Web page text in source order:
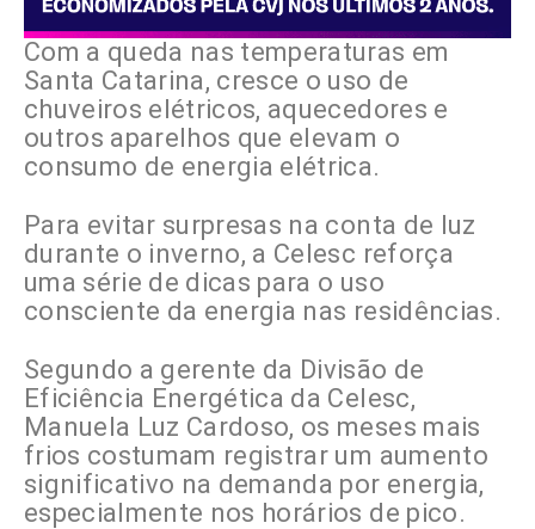
Com a queda nas temperaturas em
Santa Catarina, cresce o uso de
chuveiros elétricos, aquecedores e
outros aparelhos que elevam o
consumo de energia elétrica.
Para evitar surpresas na conta de luz
durante o inverno, a Celesc reforça
uma série de dicas para o uso
consciente da energia nas residências.
Segundo a gerente da Divisão de
Eficiência Energética da Celesc,
Manuela Luz Cardoso, os meses mais
frios costumam registrar um aumento
significativo na demanda por energia,
especialmente nos horários de pico.